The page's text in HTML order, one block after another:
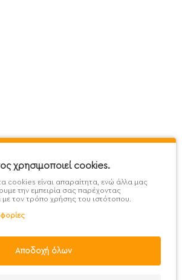
Προσφορές - Clearence GDPR
Χονδρική
with 💙 in Athens
χρησιμοποιεί cookies.
cookies είναι απαραίτητα, ενώ άλλα μας
την εμπειρία σας παρέχοντας
με τον τρόπο χρήσης του ιστότοπου.
Αποδοχή όλων